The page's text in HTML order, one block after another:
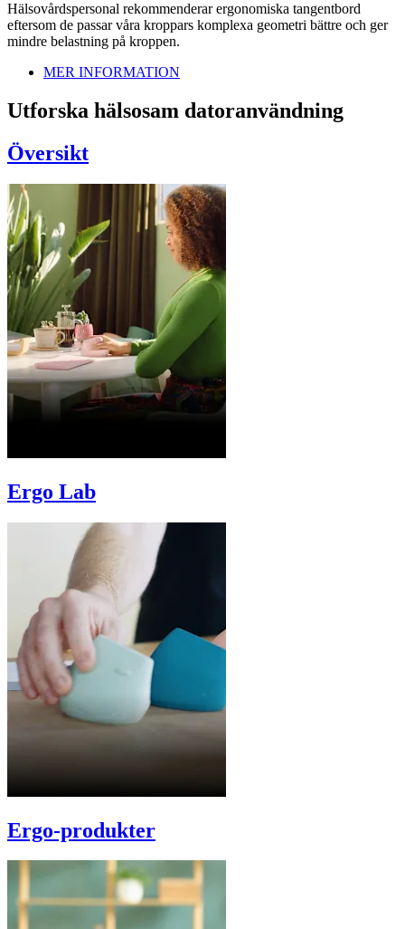
Hälsovårdspersonal rekommenderar ergonomiska tangentbord
eftersom de passar våra kroppars komplexa geometri bättre och ger
mindre belastning på kroppen.
MER INFORMATION
Utforska hälsosam datoranvändning
Översikt
Ergo Lab
Ergo-produkter